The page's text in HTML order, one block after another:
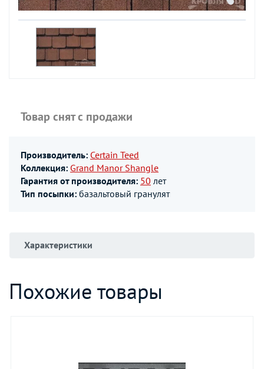
Товар снят с продажи
Производитель: Certain Teed
Коллекция: Grand Manor Shangle
Гарантия от производителя: 50 лет
Тип посыпки: базальтовый гранулят
Характеристики
Похожие товары